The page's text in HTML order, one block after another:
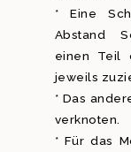
* Eine
Abstand
einen Teil
jeweils
* Das
verknoten.
* Für das